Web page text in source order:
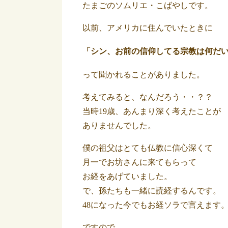
たまごのソムリエ・こばやしです。
以前、アメリカに住んでいたときに
「シン、お前の信仰してる宗教は何だい
って聞かれることがありました。
考えてみると、なんだろう・・？？
当時19歳、あんまり深く考えたことが
ありませんでした。
僕の祖父はとても仏教に信心深くて
月一でお坊さんに来てもらって
お経をあげていました。
で、孫たちも一緒に読経するんです。
48になった今でもお経ソラで言えます。